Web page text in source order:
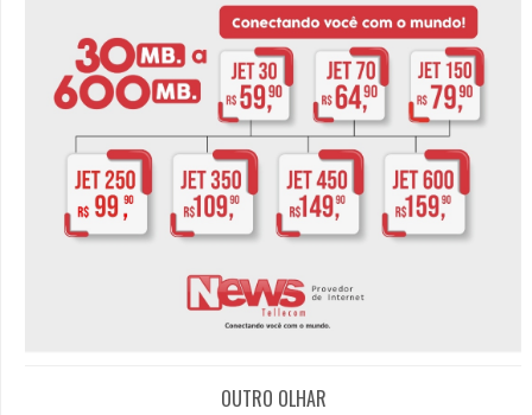
OUTRO OLHAR